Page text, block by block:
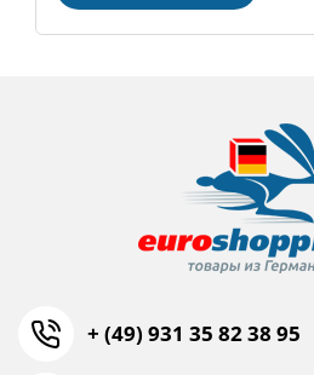
+ (49) 931 35 82 38 95